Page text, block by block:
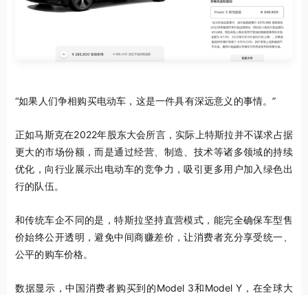
“如果人们争相购买电动车，这是一件具有深远意义的事情。”
正如马斯克在2022年股东大会所言，实际上特斯拉并不谋求占据
更大的市场份额，而是通过经营、制造、技术等诸多领域的持续
优化，向行业展示出电动车的竞争力，吸引更多用户加入绿色出
行的队伍。
和传统车企不同的是，特斯拉坚持直营模式，能完全确保车型售
价始终公开透明，避免中间商赚差价，让消费者充分享受统一、
公平的购车价格。
数据显示，中国消费者购买到的Model 3和Model Y，在全球大